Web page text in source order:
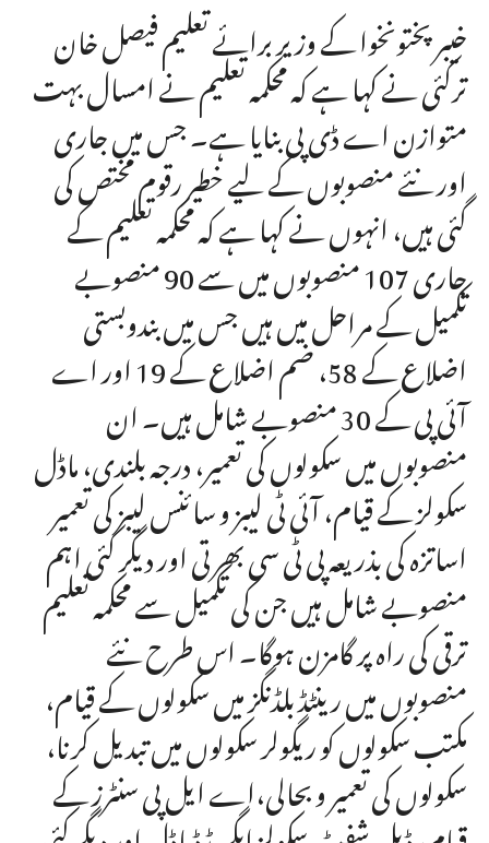
خیبر پختونخوا کے وزیر برائے تعلیم فیصل خان
ترکئی نے کہا ہے کہ محکمہ تعلیم نے امسال بہت
متوازن اے ڈی پی بنایا ہے۔ جس میں جاری
اور نئے منصوبوں کے لیے خطیر رقوم مختص کی
گئی ہیں، انہوں نے کہا ہے کہ محکمہ تعلیم کے
جاری 107 منصوبوں میں سے 90 منصوبے
تکمیل کے مراحل میں ہیں جس میں بندوبستی
اضلاع کے 58، ضم اضلاع کے 19 اور اے
آئی پی کے 30 منصوبے شامل ہیں۔ ان
منصوبوں میں سکولوں کی تعمیر، درجہ بلندی، ماڈل
سکولز کے قیام، آئی ٹی لیبز و سائنس لیبز کی تعمیر
اساتزہ کی بذریعہ پی ٹی سی بھرتی اور دیگر کئی اہم
منصوبے شامل ہیں جن کی تکمیل سے محکمہ تعلیم
ترقی کی راہ پر گامزن ہوگا۔ اس طرح نئے
منصوبوں میں رینٹڈ بلڈنگز میں سکولوں کے قیام،
مکتب سکولوں کو ریگولر سکولوں میں تبدیل کرنا،
سکولوں کی تعمیر و بحالی،اے ایل پی سنٹرز کے